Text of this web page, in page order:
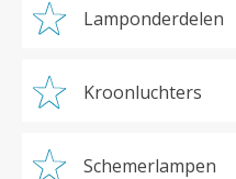
Lamponderdelen
Kroonluchters
Schemerlampen